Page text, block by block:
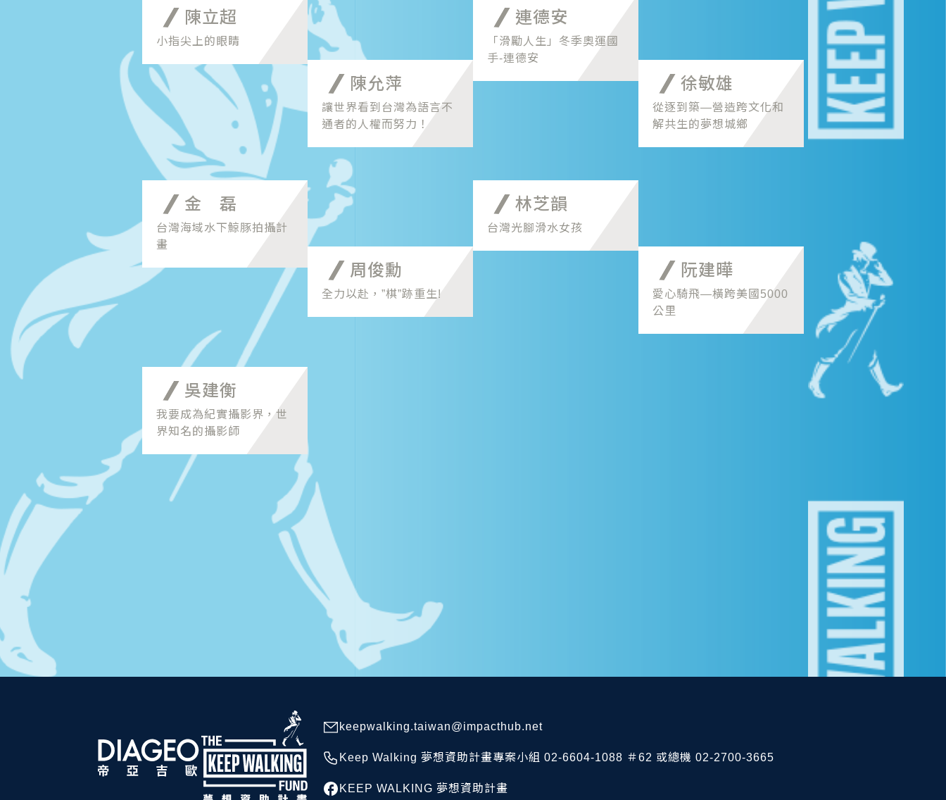
陳立超
小指尖上的眼睛
陳允萍
讓世界看到台灣為語言不
通者的人權而努力！
連德安
「滑勵人生」冬季奧運國
手-連德安
徐敏雄
從逐到築―營造跨文化和
解共生的夢想城鄉
金 磊
台灣海域水下鯨豚拍攝計
畫
周俊勳
全力以赴，”棋”跡重生!
林芝韻
台灣光腳滑水女孩
阮建曄
愛心騎飛—橫跨美國5000
公里
吳建衡
我要成為紀實攝影界，世
界知名的攝影師
keepwalking.taiwan@impacthub.net
Keep Walking 夢想資助計畫專案小組 02-6604-1088 ＃62 或總機 02-2700-3665
KEEP WALKING 夢想資助計畫